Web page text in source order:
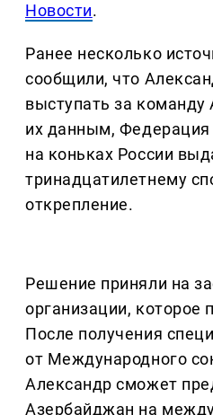
Новости.
Ранее несколько
сообщили, что
выступать за
их данным, Федерация
на коньках России
тринадцатилетнему
открепление.
Решение приняли на
организации, которое
После получения
от Международного
Александр сможет
Азербайджан на